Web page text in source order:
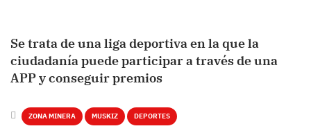
Se trata de una liga deportiva en la que la
ciudadanía puede participar a través de una
APP y conseguir premios
ZONA MINERA MUSKIZ DEPORTES